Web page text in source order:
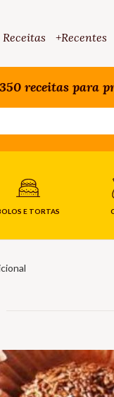
Receitas +Recentes
receitas para
E TORTAS